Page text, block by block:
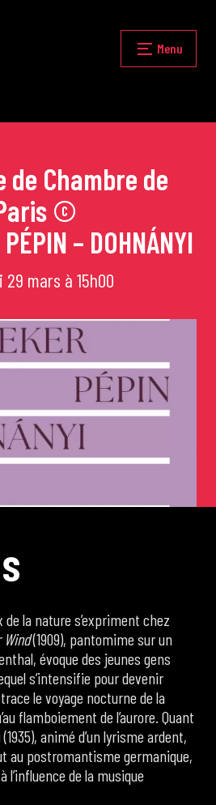
Fermer
concerts
Musicales
midi et demi
Culture
Menu
de Chambre de
©
– DOHNÁNYI
29 mars à 15h00
s
la nature s’expriment chez
Wind(1909), pantomime sur un
évoque des jeunes gens
s’intensifie pour devenir
le voyage nocturne de la
flamboiement de l’aurore. Quant
animé d’un lyrisme ardent,
au postromantisme germanique,
l’influence de la musique